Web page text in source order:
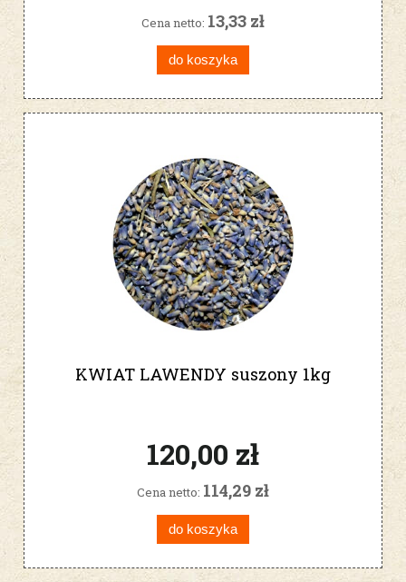
Cena netto: 13,33 zł
do koszyka
KWIAT LAWENDY suszony 1kg
120,00 zł
Cena netto: 114,29 zł
do koszyka